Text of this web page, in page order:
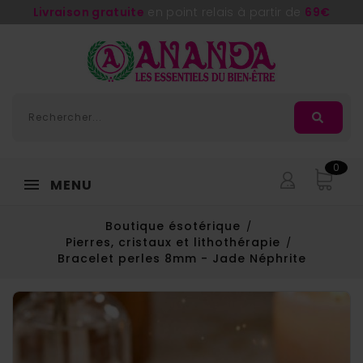
Livraison gratuite 69€
MENU
0
Boutique ésotérique
Pierres, cristaux et lithothérapie
Bracelet perles 8mm - Jade Néphrite